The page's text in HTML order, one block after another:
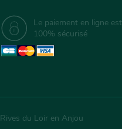
Le paiement en ligne est
100% sécurisé
Rives du Loir en Anjou